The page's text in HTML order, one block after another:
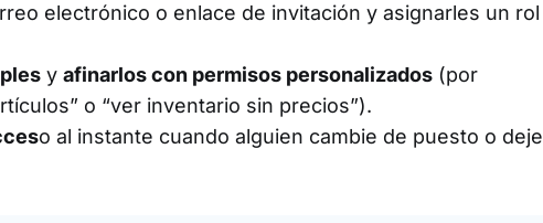
electrónico o enlace de invitación y asignarles un rol
y afinarlos con permisos personalizados (por
o “ver inventario sin precios”).
o al instante cuando alguien cambie de puesto o deje